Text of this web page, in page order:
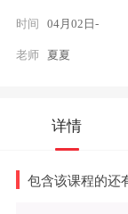
时间 04月02日-
老师 夏夏
详情
包含该课程的还